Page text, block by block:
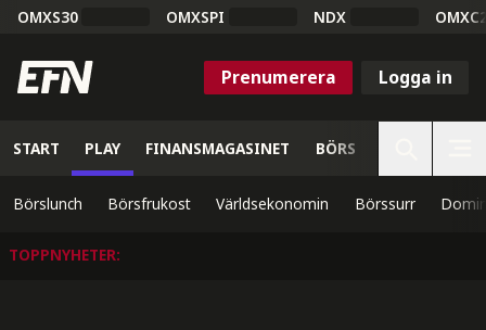
OMXS30 OMXSPI NDX
Prenumerera Logga in
START PLAY FINANSMAGASINET BÖRS
Börslunch Börsfrukost Världsekonomin Börssurr
TOPPNYHETER: